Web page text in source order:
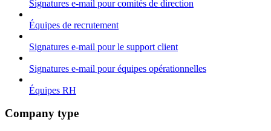
Signatures e-mail pour comités de direction
Équipes de recrutement
Signatures e-mail pour le support client
Signatures e-mail pour équipes opérationnelles
Équipes RH
Company type